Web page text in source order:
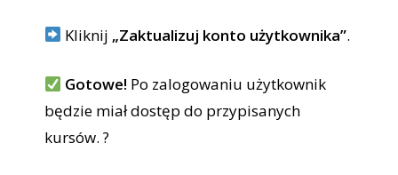
Kliknij „Zaktualizuj konto użytkownika”.
Gotowe! Po zalogowaniu użytkownik
będzie miał dostęp do przypisanych
kursów. ?